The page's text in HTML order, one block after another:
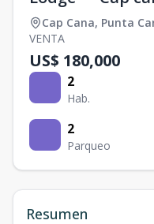
Cap Cana, Punta
VENTA
US$ 180,000
2
Hab.
2
Parqueo
Resumen